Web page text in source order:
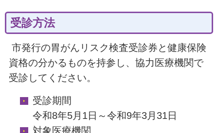
受診方法
市発行の胃がんリスク検査受診券と健康保険
資格の分かるものを持参し、協力医療機関で
受診してください。
受診期間
令和8年5月1日～令和9年3月31日
対象医療機関